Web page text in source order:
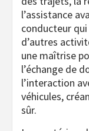
l’assistance
conducteur
d’autres
une maîtrise
l’échange de
l’interaction
véhicules,
sûr.